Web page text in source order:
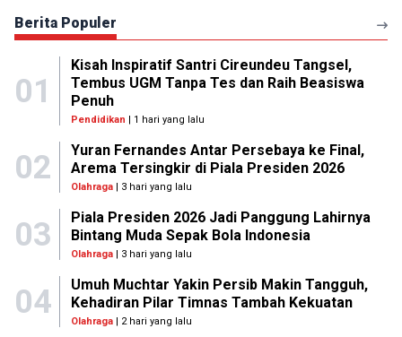
Berita Populer
01
Kisah Inspiratif Santri Cireundeu Tangsel,
Tembus UGM Tanpa Tes dan Raih Beasiswa
Penuh
Pendidikan | 1 hari yang lalu
02
Yuran Fernandes Antar Persebaya ke Final,
Arema Tersingkir di Piala Presiden 2026
Olahraga| 3 hari yang lalu
03
Piala Presiden 2026 Jadi Panggung Lahirnya
Bintang Muda Sepak Bola Indonesia
Olahraga| 3 hari yang lalu
04
Umuh Muchtar Yakin Persib Makin Tangguh,
Kehadiran Pilar Timnas Tambah Kekuatan
Olahraga| 2 hari yang lalu